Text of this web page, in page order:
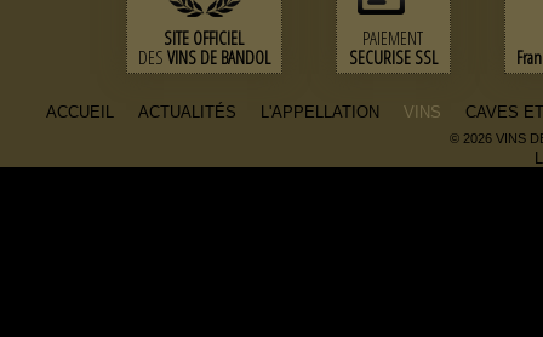
SITE OFFICIEL
DES VINS DE BANDOL
PAIEMENT
SECURISE SSL
ACCUEIL ACTUALITÉS L'APPELLATION VINS CAVES
© 2026 VINS